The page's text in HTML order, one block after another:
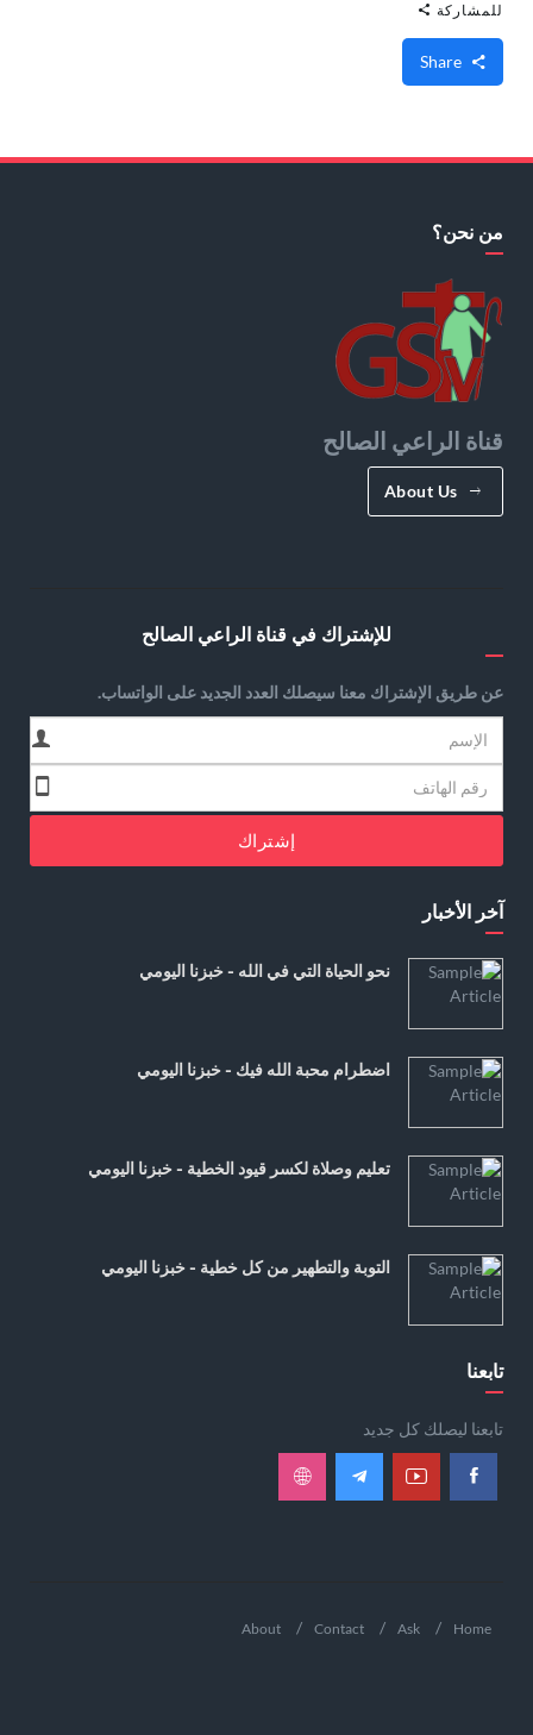
للمشاركة
من نحن؟
قناة الراعي الصالح
About Us
للإشتراك في قناة الراعي الصالح
عن طريق الإشتراك معنا سيصلك العدد الجديد على الواتساب.
إشتراك
آخر الأخبار
نحو الحياة التي في الله - خبزنا اليومي
اضطرام محبة الله فيك - خبزنا اليومي
تعليم وصلاة لكسر قيود الخطية - خبزنا اليومي
التوبة والتطهير من كل خطية - خبزنا اليومي
تابعنا
تابعنا ليصلك كل جديد
Home
Ask
Contact
About